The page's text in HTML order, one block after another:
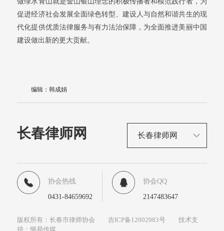
促进经济社会发展全面绿色转型、建设人与自然和谐共生的现
代化提供优质法律服务与有力法治保障，为全面推进美丽中国
建设做出新的更大贡献。
编辑：韩成娟
长春律师网
协会热线
0431-84659692
协会QQ
2147483647
版权所有：长春市律师协会 吉ICP备12002983号 技术支
持：纲易传媒